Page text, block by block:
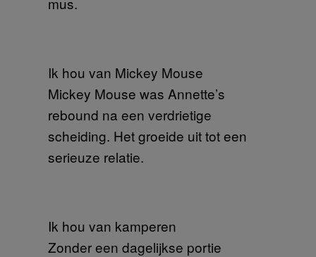
Ik hou van Mickey Mouse
Mickey Mouse was Annette’s
rebound na een verdrietige
scheiding. Het groeide uit tot een
serieuze relatie.
Ik hou van kamperen
Zonder een dagelijkse portie